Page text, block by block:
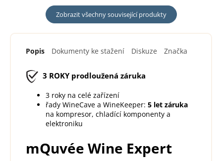
Zobrazit všechny související produkty
Popis Dokumenty ke stažení Diskuze Značka
3 ROKYprodloužená záruka
3 roky na celé zařízení
řady WineCave a WineKeeper: 5 let záruka
na kompresor, chladící komponenty a
elektroniku
mQuvée Wine Expert